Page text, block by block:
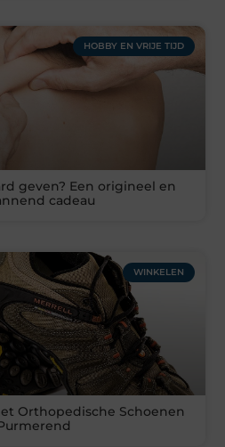
HOBBY EN VRIJE TIJD
geven? Een origineel en
cadeau
WINKELEN
Orthopedische Schoenen